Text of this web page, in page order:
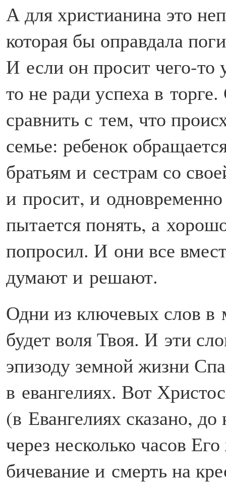
А для христианина это
которая бы оправдала
И если он просит чего-
то не ради успеха в
сравнить с тем, что
семье: ребенок
братьям и сестрам со
и просит, и
пытается понять, а
попросил. И они все
думают и решают.
Одни из ключевых слов в
будет воля Твоя. И эти
эпизоду земной жизни
в евангелиях. Вот
(в Евангелиях сказано,
через несколько часов
бичевание и смерть на